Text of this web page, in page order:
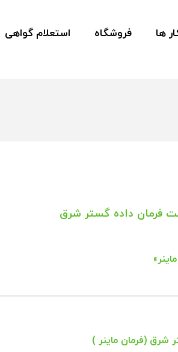
ها فروشگاه استعلام گواهی
فرمان داده گستر شرق
شرق (فرمان ماینر )